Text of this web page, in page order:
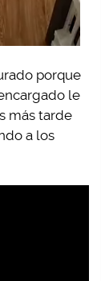
porque
le
más tarde
a los